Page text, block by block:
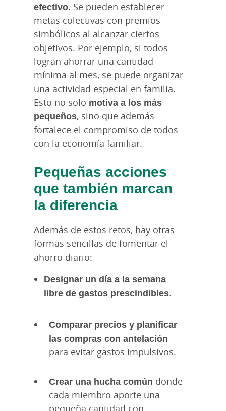
efectivo. Se pueden establecer
metas colectivas con premios
simbólicos al alcanzar ciertos
objetivos. Por ejemplo, si todos
logran ahorrar una cantidad
mínima al mes, se puede organizar
una actividad especial en familia.
Esto no solo motiva a los más
pequeños, sino que además
fortalece el compromiso de todos
con la economía familiar.
Pequeñas acciones
que también marcan
la diferencia
Además de estos retos, hay otras
formas sencillas de fomentar el
ahorro diario:
Designar un día a la semana
libre de gastos prescindibles.
Comparar precios y planificar
las compras con antelación
para evitar gastos impulsivos.
Crear una hucha común donde
cada miembro aporte una
pequeña cantidad con